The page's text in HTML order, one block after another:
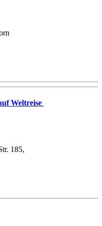
Weltreise
185,